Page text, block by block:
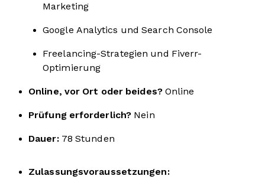
Marketing
Google Analytics und Search Console
Freelancing-Strategien und Fiverr-
Optimierung
Online, vor Ort oder beides?Online
Prüfung erforderlich? Nein
Dauer:78 Stunden
Zulassungsvoraussetzungen: